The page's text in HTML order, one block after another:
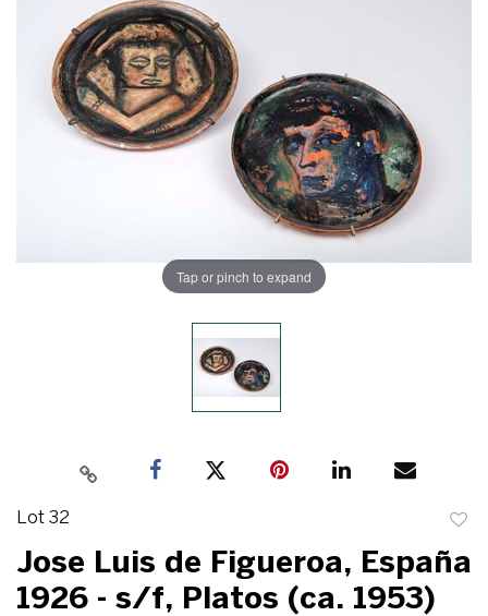
Tap or pinch to expand
Lot 32
Jose Luis de Figueroa, España
1926 - s/f, Platos (ca. 1953)